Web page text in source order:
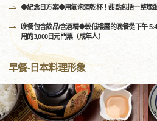
◆紀念日方案◆用氣泡酒乾杯！甜點包括一整
晚餐包含飲品/含酒精◆較低樓層的晚餐從下午
用的3,000日元門票（成年人）
早餐-日本料理形象